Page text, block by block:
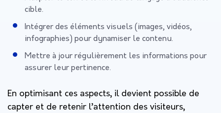
cible.
Intégrer des éléments visuels (images, vidéos,
infographies) pour dynamiser le contenu.
Mettre à jour régulièrement les informations pour
assurer leur pertinence.
En optimisant ces aspects, il devient possible de
capter et de retenir l’attention des visiteurs,